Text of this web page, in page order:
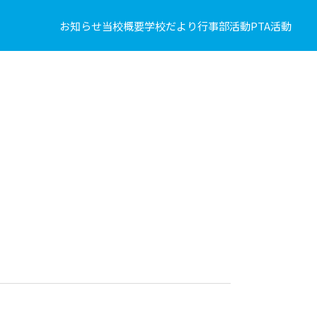
お知らせ当校概要学校だより行事部活動PTA活動